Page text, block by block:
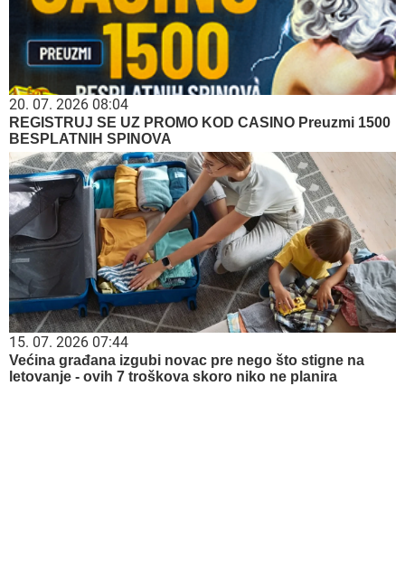
20. 07. 2026 08:04
REGISTRUJ SE UZ PROMO KOD CASINO Preuzmi 1500
BESPLATNIH SPINOVA
15. 07. 2026 07:44
Većina građana izgubi novac pre nego što stigne na
letovanje - ovih 7 troškova skoro niko ne planira